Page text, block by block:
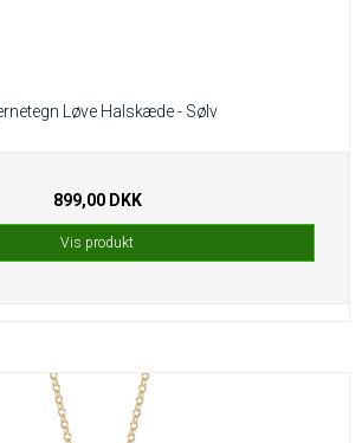
Løve Halskæde - Sølv
899,00 DKK
Vis produkt